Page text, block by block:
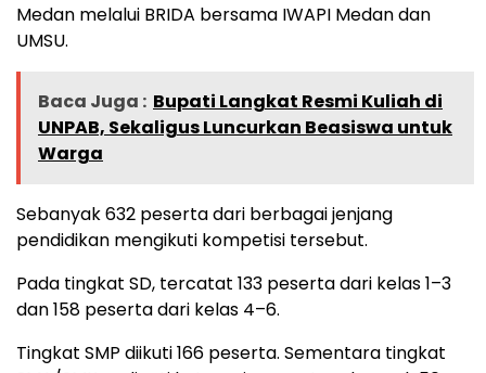
Medan melalui BRIDA bersama IWAPI Medan dan
UMSU.
Baca Juga : Bupati Langkat Resmi Kuliah di
UNPAB, Sekaligus Luncurkan Beasiswa untuk
Warga
Sebanyak 632 peserta dari berbagai jenjang
pendidikan mengikuti kompetisi tersebut.
Pada tingkat SD, tercatat 133 peserta dari kelas 1–3
dan 158 peserta dari kelas 4–6.
Tingkat SMP diikuti 166 peserta. Sementara tingkat